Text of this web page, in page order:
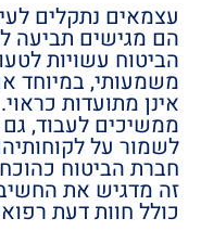
עצמאים נתקלים
הם מגישים תביעה
הביטוח עשויות
משמעותי, במיוחד
אינן מתועדות
ממשיכים לעבוד,
לשמור על
חברת הביטוח
זה מדגיש את
כולל חוות דעת